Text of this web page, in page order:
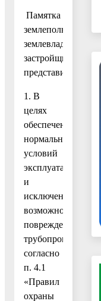
Памятка
землепользователю,
землевладельцу,
застройщику,
представителю:
1. В
целях
обеспечения
нормальных
условий
эксплуатации
и
исключения
возможности
повреждения
трубопроводов
согласно
п. 4.1
«Правил
охраны